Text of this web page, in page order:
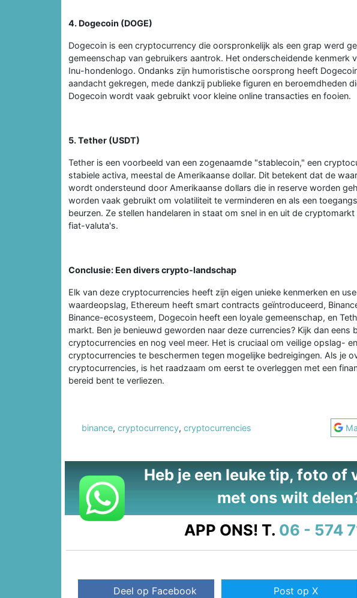
4. Dogecoin (DOGE)
Dogecoin is een cryptocurrency die oorspronkelijk als een grap werd
gemeenschap van gebruikers aantrok. Het onderscheidende kenmerk
Inu-hondenlogo. Ondanks zijn humoristische oorsprong heeft
aandacht gekregen, mede dankzij publieke figuren en beroemdheden
Dogecoin wordt vaak gebruikt voor kleine online transacties en fooien.
5. Tether (USDT)
Tether is een voorbeeld van een zogenaamde "stablecoin," een
stabiele activa, meestal de Amerikaanse dollar. Dit betekent dat de
wordt ondersteund door Amerikaanse dollars die in reserve worden
worden vaak gebruikt om volatiliteit te verminderen en als een
beurzen. Ze stellen handelaren in staat om snel in en uit de
fiat-valuta's.
Conclusie: Een divers crypto-landschap
Elk van deze cryptocurrencies heeft zijn eigen unieke kenmerken en
waardeopslag, Ethereum heeft smart contracts geïntroduceerd,
Binance-ecosysteem, Dogecoin heeft een loyale gemeenschap, en
markt. Ben je benieuwd geworden naar deze currencies? Kijk dan eens
cryptocurrencies en nog veel meer. Het is cruciaal om veilige opslag-
cryptocurrencies te beschermen tegen mogelijke bedreigingen. Als je
cryptocurrencies, is het raadzaam om eerst te overleggen met een
bereid bent te verliezen.
binance, cryptocurrency, cryptocurrencies
Heb je een leuke tip, foto of
met ons wilt
APP ONS! T. 06 - 574
Deel op Facebook Post op X